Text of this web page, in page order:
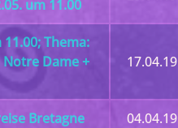
um 11.00
Thema:
Dame +
17.04.19
Bretagne 04.04.19